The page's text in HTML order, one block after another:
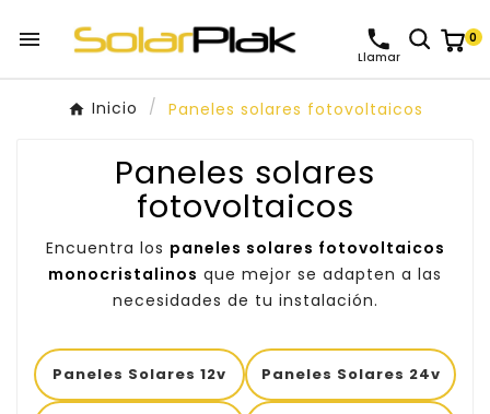

Llamar
0
Inicio Paneles solares fotovoltaicos
Paneles solares
fotovoltaicos
Encuentra los paneles solares fotovoltaicos
monocristalinos que mejor se adapten a las
necesidades de tu instalación.
Paneles Solares 12v Paneles Solares 24v